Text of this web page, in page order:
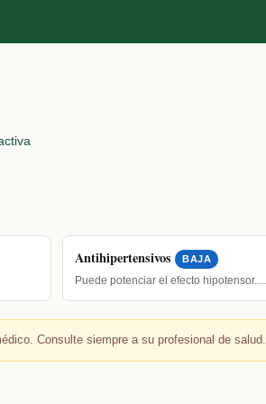
Antihipertensivos BAJA
Puede potenciar el efecto hipotensor.…
Consulte siempre a su profesional de salud.